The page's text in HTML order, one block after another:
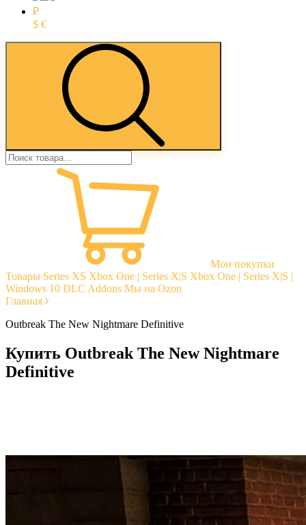
₽
$ €
Мои покупки
Товары Series XS Xbox One | Series X|S Xbox One | Series X|S |
Windows 10 DLC Addons Мы на Ozon
Главная
Outbreak The New Nightmare Definitive
Купить Outbreak The New Nightmare
Definitive